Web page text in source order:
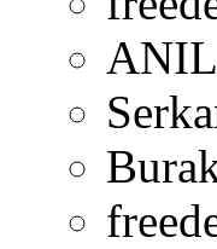
ANIL